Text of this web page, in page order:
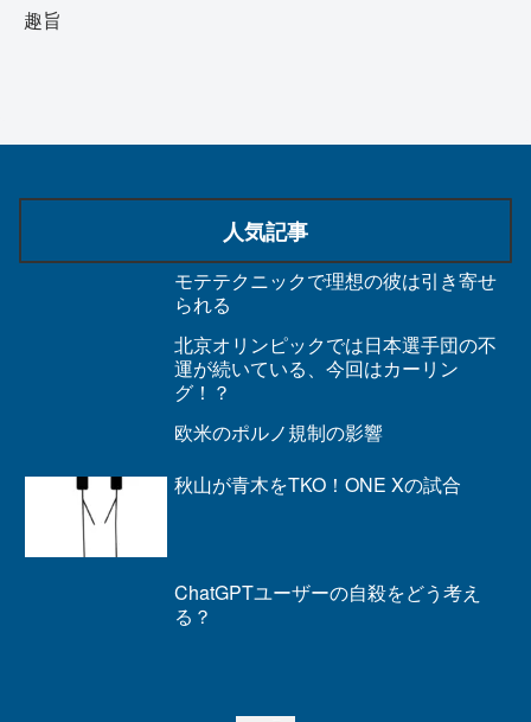
趣旨
人気記事
モテテクニックで理想の彼は引き寄せ
られる
北京オリンピックでは日本選手団の不
運が続いている、今回はカーリン
グ！？
欧米のポルノ規制の影響
秋山が青木をTKO！ONE Xの試合
ChatGPTユーザーの自殺をどう考え
る？